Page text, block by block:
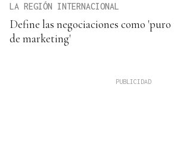
LA REGIÓN INTERNACIONAL
Define las negociaciones como
de marketing'